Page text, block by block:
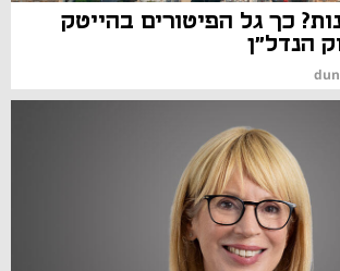
כך גל הפיטורים בהייטק
הנדל"ן